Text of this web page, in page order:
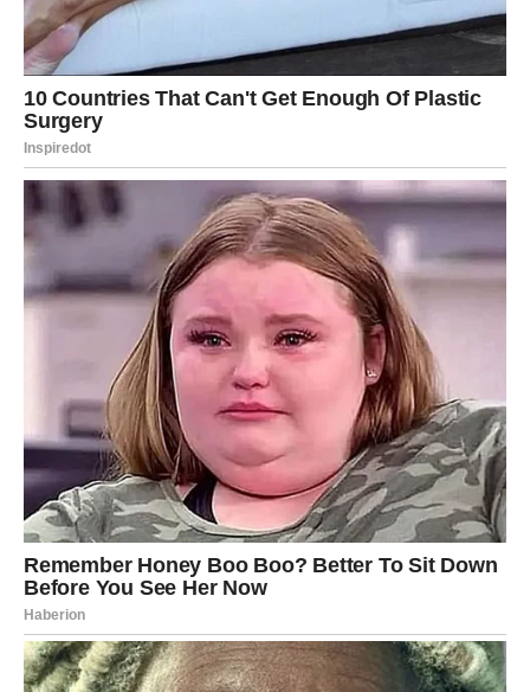
Mira Škorić nije samo umjetnica sa predivnim glasom; ona je
žena koja pokazuje koliko je važno imati hrabrosti u
se život ne smije zaustaviti zbog bolesti i da, uz ljubav i
podršku, možemo prevazići i najteže trenutke. Svi mi možemo
pronaći inspiraciju u njenoj hrabrosti i odlučnosti, a njena borba
ostaje svjetionik nade za sve nas. Na kraju, Mira nam
pokazuje da svaki izazov može biti prilika za rast i jačanje i da
svako od nas može postati junak svoje vlastite priče.